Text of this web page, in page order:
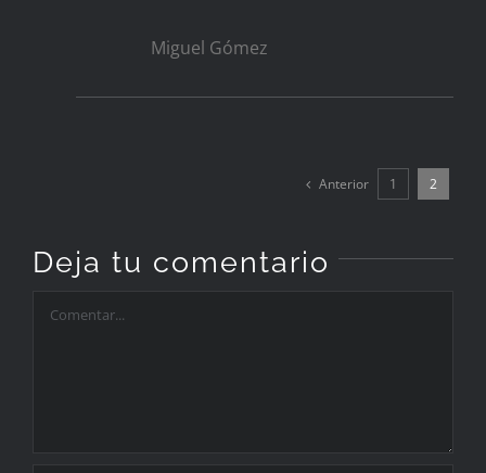
Miguel Gómez
Anterior 1 2
Deja tu comentario
Comentar